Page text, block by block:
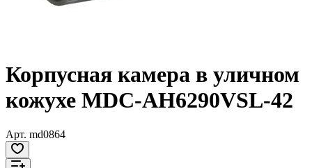
Корпусная камера в уличном
кожухе MDC-AH6290VSL-42
Арт. md0864